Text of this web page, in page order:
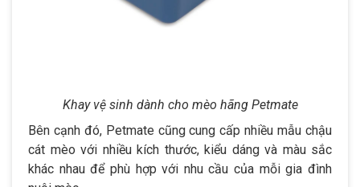
Khay vệ sinh dành cho mèo hãng Petmate
Bên cạnh đó, Petmate cũng cung cấp nhiều mẫu chậu
cát mèo với nhiều kích thước, kiểu dáng và màu sắc
khác nhau để phù hợp với nhu cầu của mỗi gia đình